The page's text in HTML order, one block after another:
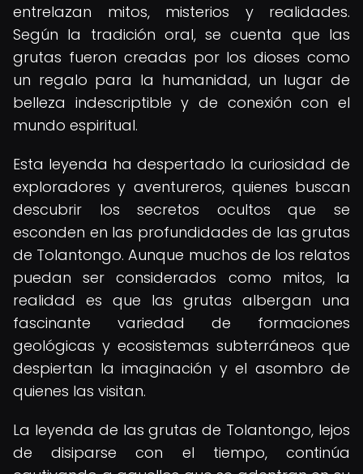
entrelazan mitos, misterios y realidades.
Según la tradición oral, se cuenta que las
grutas fueron creadas por los dioses como
un regalo para la humanidad, un lugar de
belleza indescriptible y de conexión con el
mundo espiritual.
Esta leyenda ha despertado la curiosidad de
exploradores y aventureros, quienes buscan
descubrir los secretos ocultos que se
esconden en las profundidades de las grutas
de Tolantongo. Aunque muchos de los relatos
puedan ser considerados como mitos, la
realidad es que las grutas albergan una
fascinante variedad de formaciones
geológicas y ecosistemas subterráneos que
despiertan la imaginación y el asombro de
quienes las visitan.
La leyenda de las grutas de Tolantongo, lejos
de disiparse con el tiempo, continúa